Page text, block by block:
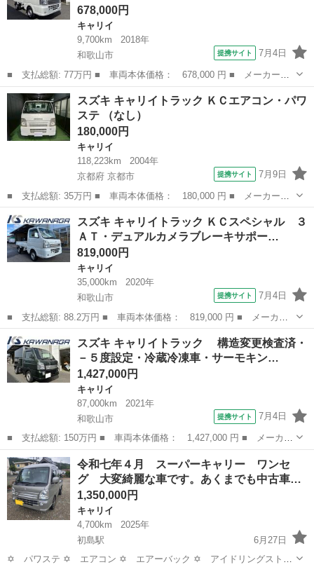
678,000円
キャリイ
9,700km
2018年
和歌山市
提携サイト 7月4日
■ 支払総額: 77万円 ■ 車両本体価格： 678,000 円 ■ メーカー
名： スズキ ■ 車種名： キャリイトラック ■ グレード名： Ｋ
Ｃスペシャル ２ＷＤ・５ＭＴ・アッパーメンバーガード・荷台ゴム
マット・フロアゴ...
和歌山 和歌山市 キャリイ
スズキ キャリイトラック ＫＣエアコン・パワ
ステ （なし）
180,000円
キャリイ
118,223km
2004年
京都府 京都市
提携サイト 7月9日
■ 支払総額: 35万円 ■ 車両本体価格： 180,000 円 ■ メーカー
名： スズキ ■ 車種名： キャリイトラック ■ グレード名： Ｋ
Ｃエアコン・パワステ ■ 排気量： 660cc ■ ドア枚数： 2D ■ ミ
ッ...
京都 キャリイ
スズキ キャリイトラック ＫＣスペシャル ３
ＡＴ・デュアルカメラブレーキサポー…
819,000円
キャリイ
35,000km
2020年
和歌山市
提携サイト 7月4日
■ 支払総額: 88.2万円 ■ 車両本体価格： 819,000 円 ■ メーカー
名： スズキ ■ 車種名： キャリイトラック ■ グレード名： Ｋ
Ｃスペシャル ３ＡＴ・デュアルカメラブレーキサポート・ＡＢＳ・
ＥＴＣ・車線...
和歌山 キャリイ
スズキ キャリイトラック 構造変更検査済・
－５度設定・冷蔵冷凍車・サーモキン…
1,427,000円
キャリイ
87,000km
2021年
和歌山市
提携サイト 7月4日
■ 支払総額: 150万円 ■ 車両本体価格： 1,427,000 円 ■ メーカー
名： スズキ ■ 車種名： キャリイトラック ■ グレード名：
構造変更検査済・－５度設定・冷蔵冷凍車・サーモキング製・片側ス
ライドドア...
和歌山 和歌山市 キャリイ
令和七年４月 スーパーキャリー ワンセ
グ 大変綺麗な車です。あくまでも中古車
で…
1,350,000円
キャリイ
4,700km
2025年
初島駅
6月27日
✡️ パワステ ✡️ エアコン ✡️ エアーバック ✡️ アイドリングストッ